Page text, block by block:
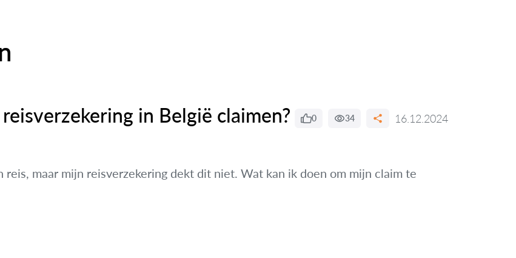
in België claimen? 0 34 16.12.2024
reis, maar mijn reisverzekering dekt dit niet. Wat kan ik doen om mijn claim te